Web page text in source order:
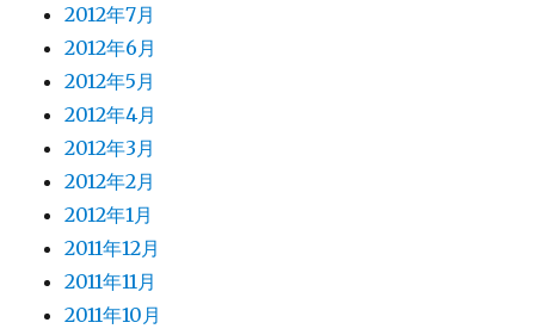
2012年7月
2012年6月
2012年5月
2012年4月
2012年3月
2012年2月
2012年1月
2011年12月
2011年11月
2011年10月